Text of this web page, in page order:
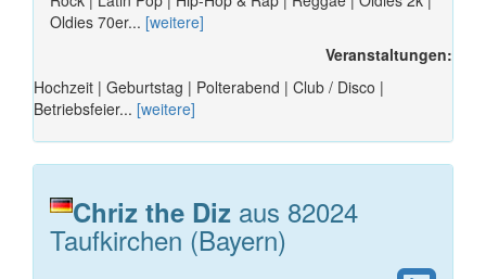
Oldies 70er... [weitere]
Veranstaltungen:
Hochzeit | Geburtstag | Polterabend | Club / Disco |
Betriebsfeier... [weitere]
Chriz the Diz aus 82024
Taufkirchen (Bayern)